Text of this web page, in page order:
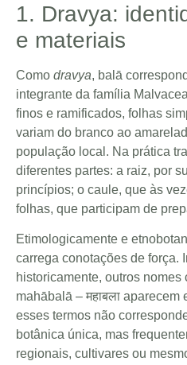
1. Dravya:
e materiais
Como dravya, balā
integrante da família
finos e ramificados, folhas
variam do branco ao
população local. Na prática
diferentes partes: a raiz, por
princípios; o caule, que às
folhas, que participam de
Etimologicamente e
carrega conotações de força.
historicamente, outros nomes
mahābalā – महाबला
esses termos não
botânica única, mas
regionais, cultivares ou